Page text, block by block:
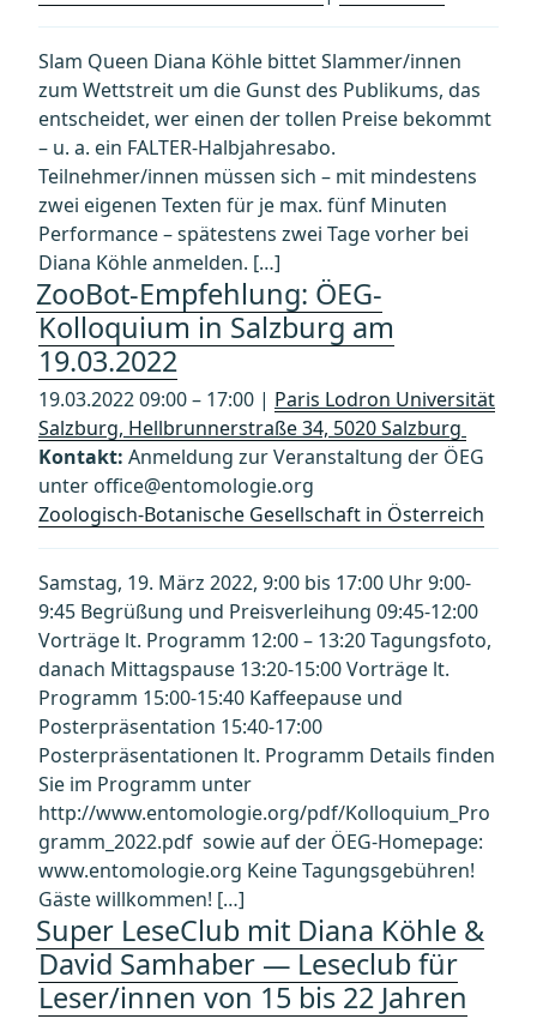
Slam Queen Diana Köhle bittet Slammer/innen
zum Wettstreit um die Gunst des Publikums, das
entscheidet, wer einen der tollen Preise bekommt
– u. a. ein FALTER-Halbjahresabo.
Teilnehmer/innen müssen sich – mit mindestens
zwei eigenen Texten für je max. fünf Minuten
Performance – spätestens zwei Tage vorher bei
Diana Köhle anmelden. […]
ZooBot-Empfehlung: ÖEG-
Kolloquium in Salzburg am
19.03.2022
19.03.2022 09:00 – 17:00 | Paris Lodron Universität
Salzburg, Hellbrunnerstraße 34, 5020 Salzburg
Kontakt: Anmeldung zur Veranstaltung der ÖEG
unter office@entomologie.org
Zoologisch-Botanische Gesellschaft in Österreich
Samstag, 19. März 2022, 9:00 bis 17:00 Uhr 9:00-
9:45 Begrüßung und Preisverleihung 09:45-12:00
Vorträge lt. Programm 12:00 – 13:20 Tagungsfoto,
danach Mittagspause 13:20-15:00 Vorträge lt.
Programm 15:00-15:40 Kaffeepause und
Posterpräsentation 15:40-17:00
Posterpräsentationen lt. Programm Details finden
Sie im Programm unter
http://www.entomologie.org/pdf/Kolloquium_Pro
gramm_2022.pdf sowie auf der ÖEG-Homepage:
www.entomologie.org Keine Tagungsgebühren!
Gäste willkommen! […]
Super LeseClub mit Diana Köhle &
David Samhaber — Leseclub für
Leser/innen von 15 bis 22 Jahren